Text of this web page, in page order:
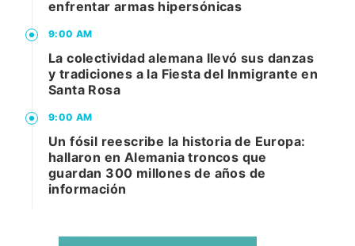
enfrentar armas hipersónicas
9:00 AM
La colectividad alemana llevó sus danzas
y tradiciones a la Fiesta del Inmigrante en
Santa Rosa
9:00 AM
Un fósil reescribe la historia de Europa:
hallaron en Alemania troncos que
guardan 300 millones de años de
información